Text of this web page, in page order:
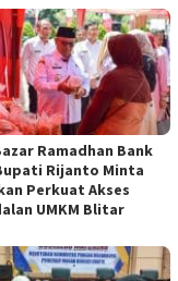
Ramadhan Bank
Rijanto Minta
Perkuat Akses
UMKM Blitar